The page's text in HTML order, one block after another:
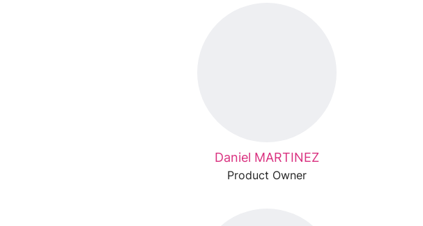
Daniel MARTINEZ
Product Owner